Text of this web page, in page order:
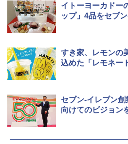
￥3,475
￥34,546
5
シャープ ウォ
AX-XJ1-B ブラ
クション トー
イトーヨーカドー
ップ」4品をセブ
すき家、レモンの
込めた「レモネー
セブン-イレブン
向けてのビジョン